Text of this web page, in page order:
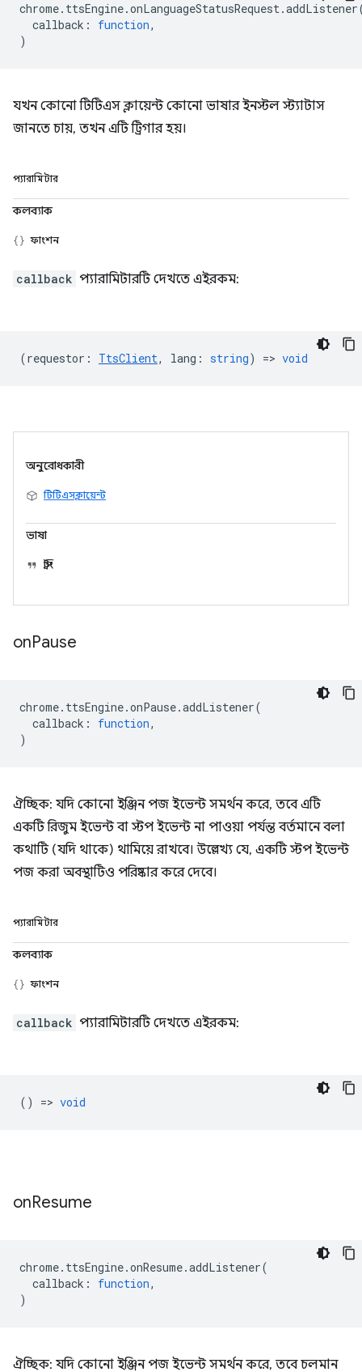
chrome. ttsEngine.onLanguageStatusRequest.addListener
callback : function,
)
যখন কোনো টিটিএস ক্লায়েন্ট কোনো ভাষার ইনস্টল স্ট্যাটাস
জানতে চায়, তখন এটি ট্রিগার হয়।
প্যারামিটার
কলব্যাক
ফাংশন
callback প্যারামিটারটি দেখতে এইরকম:
(requestor : TtsClient, lang : string) => void
অনুরোধকারী
টিটিএসক্লায়েন্ট
ভাষা
স্ট্রিং
onPause
chrome. ttsEngine.onPause.addListener(
callback : function,
)
ঐচ্ছিক: যদি কোনো ইঞ্জিন পজ ইভেন্ট সমর্থন করে, তবে এটি
একটি রিজুম ইভেন্ট বা স্টপ ইভেন্ট না পাওয়া পর্যন্ত বর্তমানে বলা
কথাটি (যদি থাকে) থামিয়ে রাখবে। উল্লেখ্য যে, একটি স্টপ ইভেন্ট
পজ করা অবস্থাটিও পরিষ্কার করে দেবে।
প্যারামিটার
কলব্যাক
ফাংশন
callback প্যারামিটারটি দেখতে এইরকম:
() => void
onResume
chrome. ttsEngine.onResume.addListener(
callback : function,
)
ঐচ্ছিক: যদি কোনো ইঞ্জিন পজ ইভেন্ট সমর্থন করে, তবে চলমান